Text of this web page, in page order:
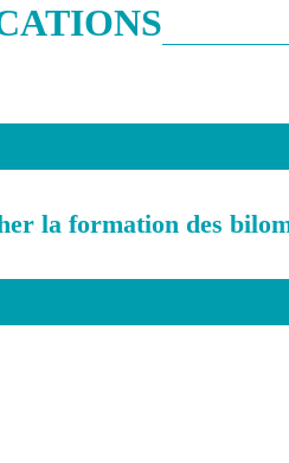
la formation des